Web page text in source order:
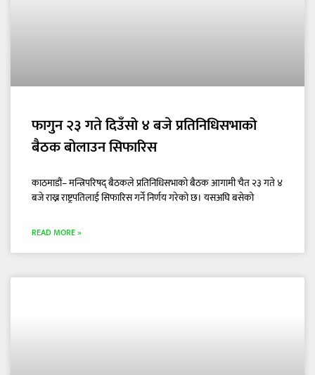
फागुन २३ गते दिउँसो ४ बजे प्रतिनिधिसभाको
बैठक बोलाउन सिफारिस
काठमाडौं– मन्त्रिपरिषद् बैठकले प्रतिनिधिसभाको बैठक आगामी चैत २३ गते ४
बजे राख्न राष्ट्रपतिलाई सिफारिस गर्ने निर्णय गरेको छ। यसअघि बसेको
READ MORE »